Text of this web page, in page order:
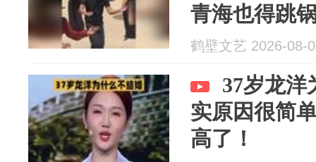
青海也得跳
鹤壁文艺 2026-08-
37岁龙洋
实原因很简
高了！